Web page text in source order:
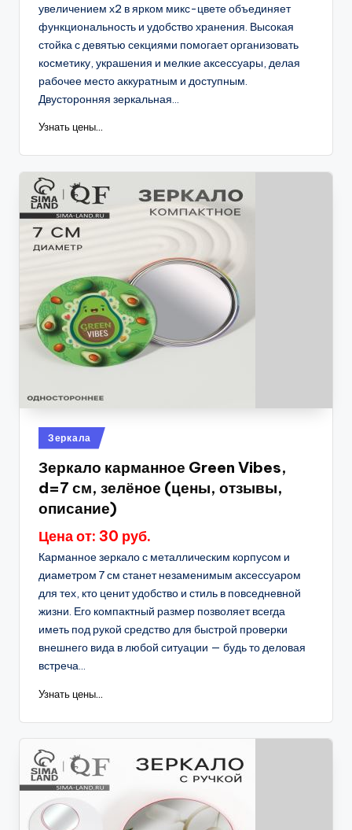
увеличением х2 в ярком микс-цвете объединяет
функциональность и удобство хранения. Высокая
стойка с девятью секциями помогает организовать
косметику, украшения и мелкие аксессуары, делая
рабочее место аккуратным и доступным.
Двусторонняя зеркальная...
Узнать цены...
Опубликовано
в
Зеркала
Зеркало карманное Green Vibes,
d=7 см, зелёное (цены, отзывы,
описание)
Цена от: 30 руб.
Карманное зеркало с металлическим корпусом и
диаметром 7 см станет незаменимым аксессуаром
для тех, кто ценит удобство и стиль в повседневной
жизни. Его компактный размер позволяет всегда
иметь под рукой средство для быстрой проверки
внешнего вида в любой ситуации — будь то деловая
встреча...
Узнать цены...